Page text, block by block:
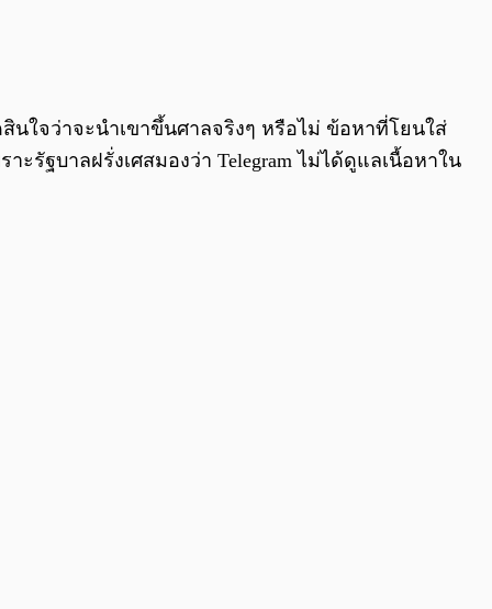
นใจว่าจะนำเขาขึ้นศาลจริงๆ หรือไม่ ข้อหาที่โยนใส่
รัฐบาลฝรั่งเศสมองว่า Telegram ไม่ได้ดูแลเนื้อหาใน